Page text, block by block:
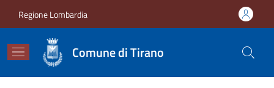
Regione Lombardia
Comune di Tirano